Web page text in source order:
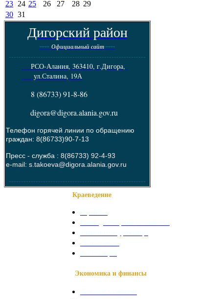
23 24 25 26 27 28 29
30 31
Дигорский район
---- Официальный сайт----
--------------------------------------------------------
РСО-Алания, 363410, г.Дигора,
ул.Сталина, 19А
8 (86733) 91-8-86
digora@digora.alania.gov.ru
Телефон горячей линии по обращению
граждан: 8(86733)90-7-13
Пресс - служба : 8(86733) 92-4-93
e-mail: s.takoeva@digora.alania.gov.ru
--------------------------------------------------------
Краеведение
Экономика и финансы